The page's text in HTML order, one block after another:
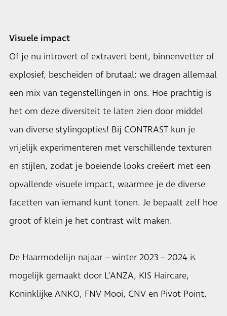
Visuele impact
Of je nu introvert of extravert bent, binnenvetter of
explosief, bescheiden of brutaal: we dragen allemaal
een mix van tegenstellingen in ons. Hoe prachtig is
het om deze diversiteit te laten zien door middel
van diverse stylingopties! Bij CONTRAST kun je
vrijelijk experimenteren met verschillende texturen
en stijlen, zodat je boeiende looks creëert met een
opvallende visuele impact, waarmee je de diverse
facetten van iemand kunt tonen. Je bepaalt zelf hoe
groot of klein je het contrast wilt maken.
De Haarmodelijn najaar – winter 2023 – 2024 is
mogelijk gemaakt door L’ANZA, KIS Haircare,
Koninklijke ANKO, FNV Mooi, CNV en Pivot Point.